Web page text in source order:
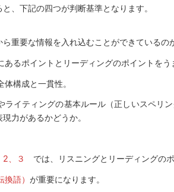
、下記の四つが判断基準となります。
ら重要な情報を入れ込むことができているの
あるポイントとリーディングのポイントをう
構成と一貫性。
ライティングの基本ルール（正しいスペリ
力があるかどうか。
、３ では、リスニングとリーディングのポ
語） が重要になります。